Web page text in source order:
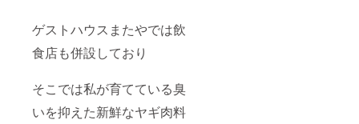
ゲストハウスまたやでは飲
食店も併設しており
そこでは私が育てている臭
いを抑えた新鮮なヤギ肉料